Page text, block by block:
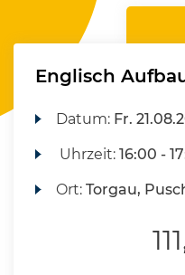
Englisch
Datum: Fr.
Uhrzeit:16:00 -
Ort:Torgau,